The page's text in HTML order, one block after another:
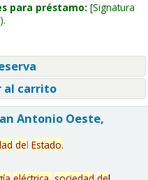
para préstamo: Signatura
al carrito
Antonio Oeste,
del Estado.